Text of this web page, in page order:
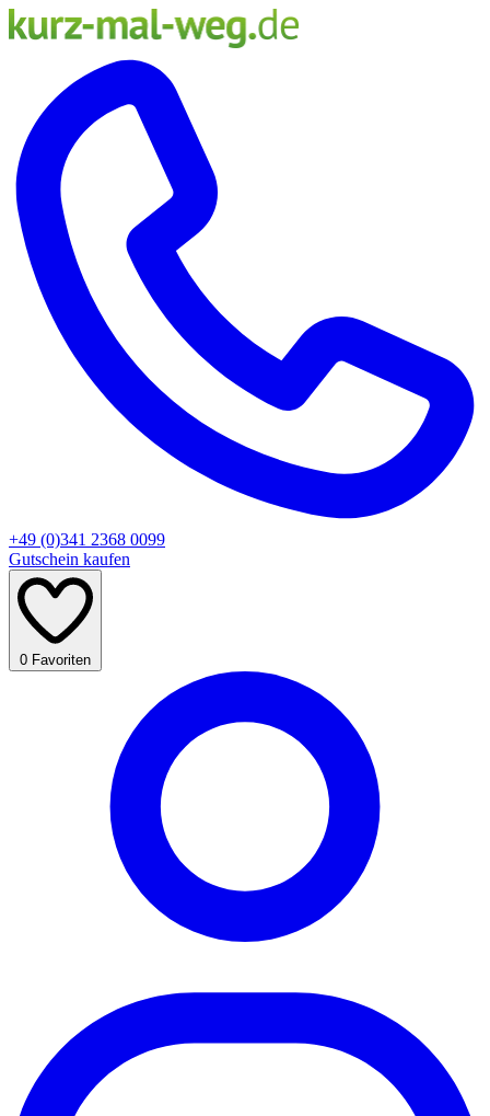
+49 (0)341 2368 0099
Gutschein kaufen
0 Favoriten